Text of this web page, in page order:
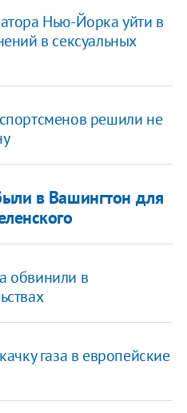
Нью-Йорка уйти в
в сексуальных
решили не
в Вашингтон для
обвинили в
газа в европейские